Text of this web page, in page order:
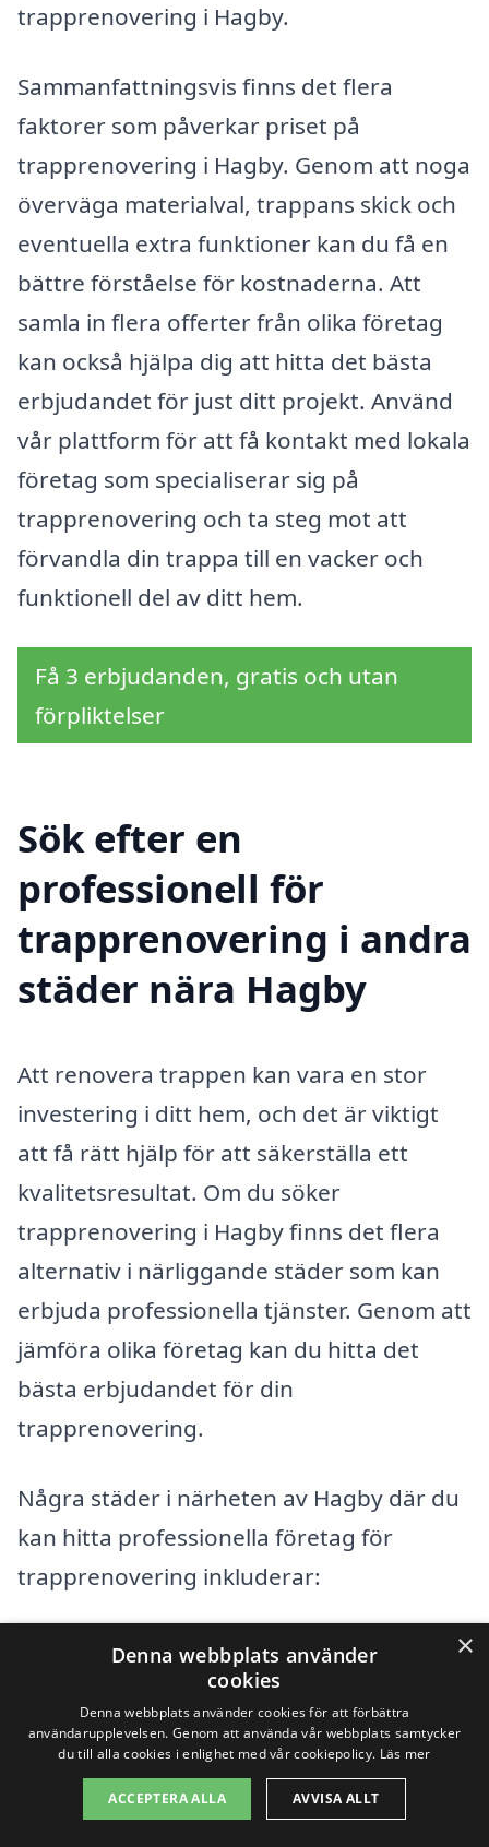
trapprenovering i Hagby.
Sammanfattningsvis finns det flera
faktorer som påverkar priset på
trapprenovering i Hagby. Genom att noga
överväga materialval, trappans skick och
eventuella extra funktioner kan du få en
bättre förståelse för kostnaderna. Att
samla in flera offerter från olika företag
kan också hjälpa dig att hitta det bästa
erbjudandet för just ditt projekt. Använd
vår plattform för att få kontakt med lokala
företag som specialiserar sig på
trapprenovering och ta steg mot att
förvandla din trappa till en vacker och
funktionell del av ditt hem.
Få 3 erbjudanden, gratis och utan
förpliktelser
Sök efter en
professionell för
trapprenovering i andra
städer nära Hagby
Att renovera trappen kan vara en stor
investering i ditt hem, och det är viktigt
att få rätt hjälp för att säkerställa ett
kvalitetsresultat. Om du söker
trapprenovering i Hagby finns det flera
alternativ i närliggande städer som kan
erbjuda professionella tjänster. Genom att
jämföra olika företag kan du hitta det
bästa erbjudandet för din
trapprenovering.
Några städer i närheten av Hagby där du
kan hitta professionella företag för
trapprenovering inkluderar:
Kalmar
Nybro
Öland
Borgholm
×
Denna webbplats använder
cookies
Denna webbplats använder cookies för att förbättra
användarupplevelsen. Genom att använda vår webbplats samtycker
du till alla cookies i enlighet med vår cookiepolicy. Läs mer
ACCEPTERA ALLA AVVISA ALLT